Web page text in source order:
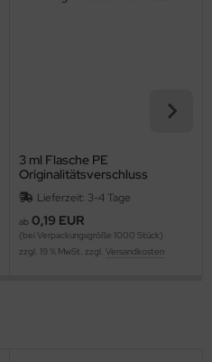
3 ml Flasche PE
Originalitätsverschluss
Lieferzeit: 3-4 Tage
ab 0,19 EUR
(bei Verpackungsgröße 1000 Stück)
zzgl. 19 % MwSt. zzgl. Versandkosten